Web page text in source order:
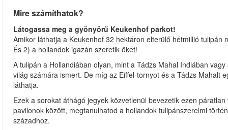
Mire számíthatok?
Látogassa meg a gyönyörű Keukenhof parkot!
Amikor láthatja a Keukenhof 32 hektáron elterülő hétmillió
És 2) a hollandok igazán szeretik őket!
A tulipán a Hollandiában olyan, mint a Tádzs Mahal Indiában
világ számára ismert. De míg az Eiffel-tornyot és a Tádzs Mahalt
láthatja.
Ezek a sorokat áthágó jegyek közvetlenül bevezetik ezen
pavilonok között, megtanulhatod a hollandok tulipánszerelmi
századhoz.